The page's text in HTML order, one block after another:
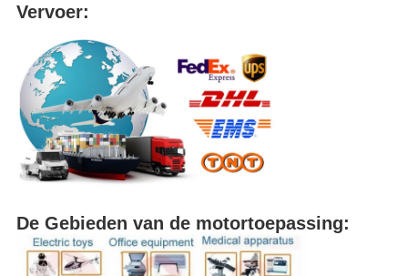
Vervoer:
De Gebieden van de motortoepassing: